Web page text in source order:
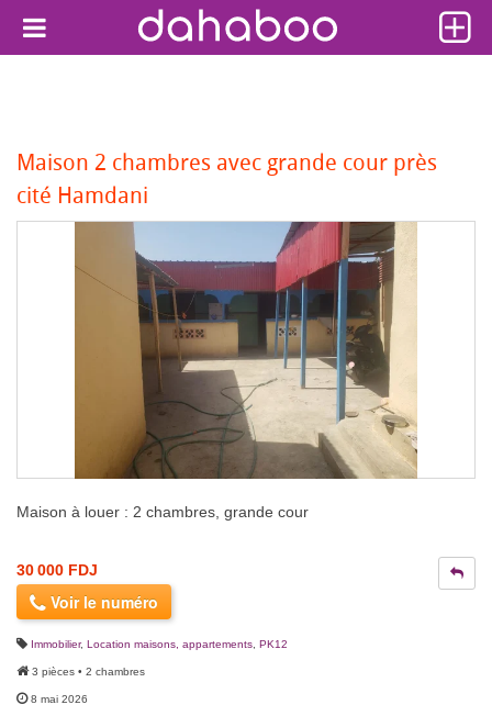
Maison 2 chambres avec grande cour près
cité Hamdani
Maison à louer : 2 chambres, grande cour
30 000 FDJ
Voir le numéro
Immobilier, Location maisons, appartements PK12
3 pièces • 2 chambres
8 mai 2026